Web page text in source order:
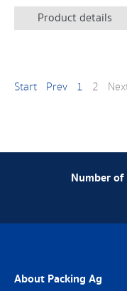
Product details
Start Prev 1 2
Number
About Packing Ag